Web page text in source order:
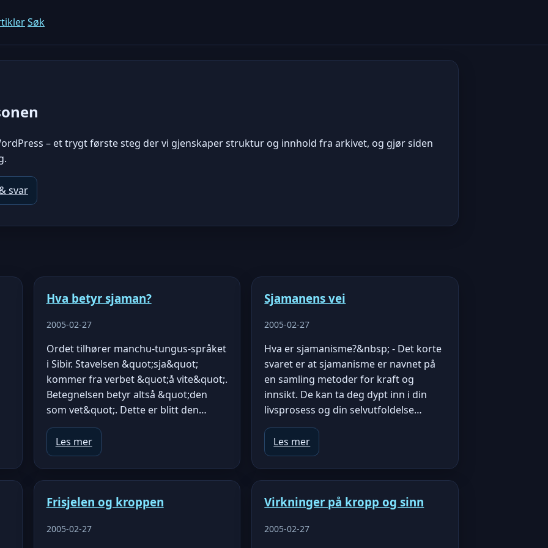
Søk
– et trygt første steg der vi gjenskaper struktur og innhold fra arkivet, og gjør siden
svar
Hva betyr sjaman?
2005-02-27
Ordet tilhører manchu-tungus-språket
i Sibir. Stavelsen &quot;sja&quot;
kommer fra verbet &quot;å vite&quot;.
Betegnelsen betyr altså &quot;den
som vet&quot;. Dette er blitt den…
Les mer
Sjamanens vei
2005-02-27
Hva er sjamanisme?&nbsp; - Det korte
svaret er at sjamanisme er navnet på
en samling metoder for kraft og
innsikt. De kan ta deg dypt inn i din
livsprosess og din selvutfoldelse…
Les mer
Frisjelen og kroppen
2005-02-27
Virkninger på kropp og sinn
2005-02-27